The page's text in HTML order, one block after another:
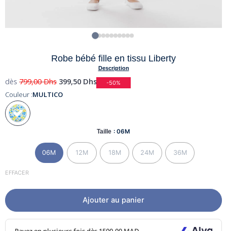
Robe bébé fille en tissu Liberty
Description
dès 799,00Dhs 399,50 Dhs -50%
Couleur :MULTICO
Taille : 06M
06M 12M 18M 24M 36M
EFFACER
Ajouter au panier